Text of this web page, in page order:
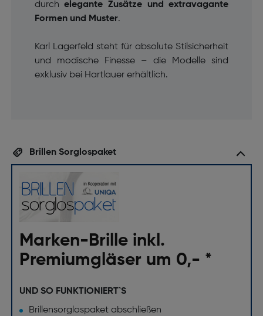
durch elegante Zusätze und extravagante
Formen und Muster.
Karl Lagerfeld steht für absolute Stilsicherheit
und modische Finesse – die Modelle sind
exklusiv bei Hartlauer erhältlich.
Brillen Sorglospaket
Marken-Brille inkl.
Premiumgläser um 0,- *
UND SO FUNKTIONIERT`S
Brillensorglospaket abschließen